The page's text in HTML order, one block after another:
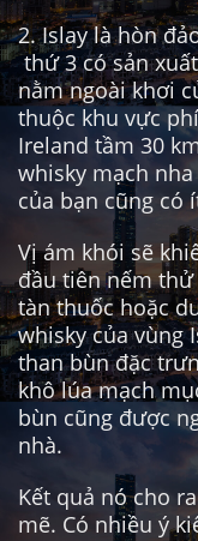
2. Islay là hòn
thứ 3 có sản
nằm ngoài khơi
thuộc khu vực
Ireland tầm 30
whisky mạch
của bạn cũng có
Vị ám khói sẽ
đầu tiên nếm
tàn thuốc hoặc
whisky của vùng
than bùn đặc
khô lúa mạch
bùn cũng được
nhà.
Kết quả nó cho
mẽ. Có nhiều ý